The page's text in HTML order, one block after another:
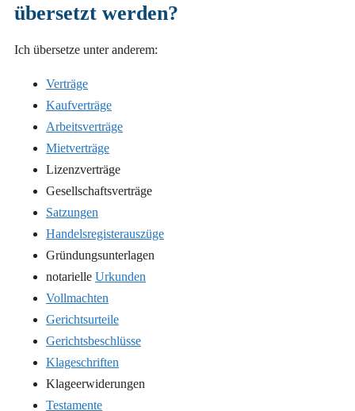
übersetzt werden?
Ich übersetze unter anderem:
Verträge
Kaufverträge
Arbeitsverträge
Mietverträge
Lizenzverträge
Gesellschaftsverträge
Satzungen
Handelsregisterauszüge
Gründungsunterlagen
notarielle Urkunden
Vollmachten
Gerichtsurteile
Gerichtsbeschlüsse
Klageschriften
Klageerwiderungen
Testamente